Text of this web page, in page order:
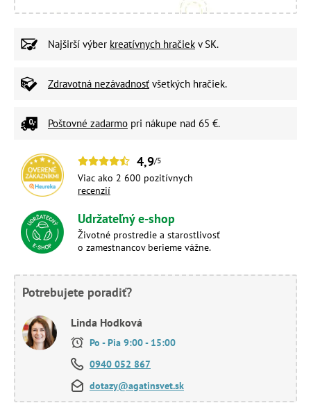
Najširší výber kreatívnych hračiek v SK.
Zdravotná nezávadnosť všetkých hračiek.
Poštovné zadarmo pri nákupe nad 65 €.
4,9/5
Viac ako 2 600 pozitívnych
recenzií
Udržateľný e-shop
Životné prostredie a starostlivosť
o zamestnancov berieme vážne.
Potrebujete poradiť?
Linda Hodková
Po - Pia 9:00 - 15:00
0940 052 867
dotazy@agatinsvet.sk